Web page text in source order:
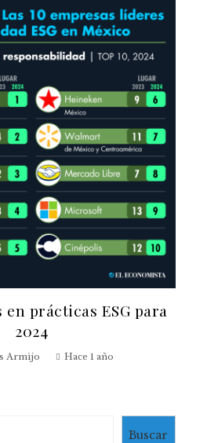
prácticas ESG para
2024
Armijo Hace 1 año
Buscar